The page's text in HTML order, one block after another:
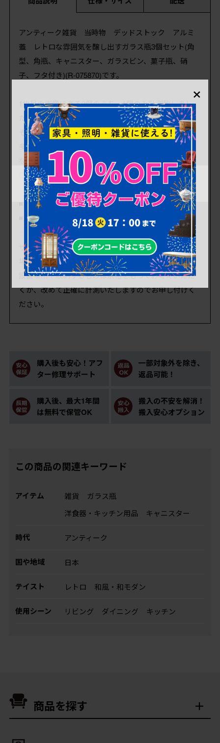
アンティーク雑貨 当時物 デッドストック アルミ
蓋 レトロな雰囲気を醸し出すガラス瓶3個セット(角
型、角瓶、キャニスター、ガラスビン、菓子瓶、硝
子、フタ付き)(R-075870)です。
1枚目の画像にある3個のうち、1個のみ計測致しまし
た。各サイズは、1個の数値を記載しておりますので、
そちらをご参考ください。
多少の使用感、小キズ等ありますが、割れなどの大き
なダメージはありません。
画像を参考にお願いいたします。
■口径 110mm
■深さ 195mm
サイズは計測する箇所によって数mm(突起などがある
場合は数cm)前後いたします。
設置場所や収納するものは余裕をもってお考えいただ
くか、改めて正確に計測いたしますのでお申し付けく
ださい。
購入後も安心！アフ
ター修理サポート
一部対象外を除き、
返品可能！
購入後、最大1年間
は無料で保管OK
搬入の不安を解消！
搬入安心オプション
この商品の関連キーワード
アイテム 雑貨
ガラス瓶
洋食器・キッチン用品
キャニスター
時代 アンティーク
国や地域 日本
テイスト レトロ 和風・和モダン
使用シーン リビング ダイニング キッチン
商品を探す
×